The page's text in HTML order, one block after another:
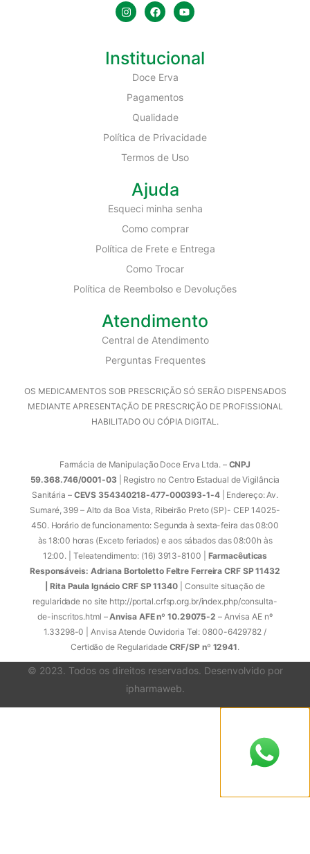
Institucional
Doce Erva
Pagamentos
Qualidade
Política de Privacidade
Termos de Uso
Ajuda
Esqueci minha senha
Como comprar
Política de Frete e Entrega
Como Trocar
Política de Reembolso e Devoluções
Atendimento
Central de Atendimento
Perguntas Frequentes
OS MEDICAMENTOS SOB PRESCRIÇÃO SÓ SERÃO DISPENSADOS
MEDIANTE APRESENTAÇÃO DE PRESCRIÇÃO DE PROFISSIONAL
HABILITADO OU CÓPIA DIGITAL.
Farmácia de Manipulação Doce Erva Ltda. – CNPJ
59.368.746/0001-03| Registro no Centro Estadual de Vigilância
Sanitária –CEVS 354340218-477-000393-1-4| Endereço: Av.
Sumaré, 399 – Alto da Boa Vista, Ribeirão Preto (SP)- CEP 14025-
450. Horário de funcionamento: Segunda à sexta-feira das 08:00
às 18:00 horas (Exceto feriados) e aos sábados das 08:00h às
12:00. | Teleatendimento: (16) 3913-8100 | Farmacêuticas
Responsáveis: Adriana Bortoletto Feltre Ferreira CRF SP 11432
| Rita Paula Ignácio CRF SP 11340 | Consulte situação de
regularidade no site http://portal.crfsp.org.br/index.php/consulta-
de-inscritos.html –Anvisa AFE nº 10.29075-2 – Anvisa AE nº
1.33298-0 | Anvisa Atende Ouvidoria Tel: 0800-6429782 /
Certidão de Regularidade CRF/SP nº 12941.
© 2023. Todos os direitos reservados. Desenvolvido por
ipharmaweb.